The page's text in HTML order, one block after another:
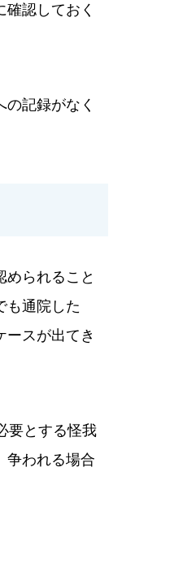
認しておく
記録がなく
られること
も通院した
ースが出てき
要とする怪我
争われる場合